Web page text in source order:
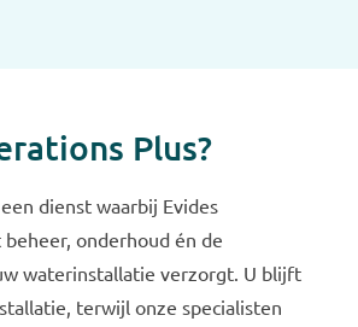
Plus?
dienst waarbij Evides
onderhoud én de
waterinstallatie verzorgt. U blijft
terwijl onze specialisten